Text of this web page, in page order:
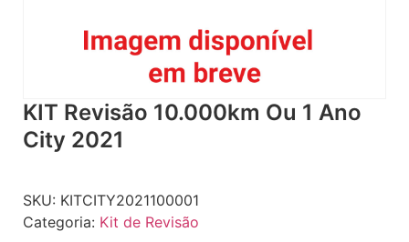
KIT Revisão 10.000km Ou 1 Ano
City 2021
SKU: KITCITY2021100001
Categoria: Kit de Revisão